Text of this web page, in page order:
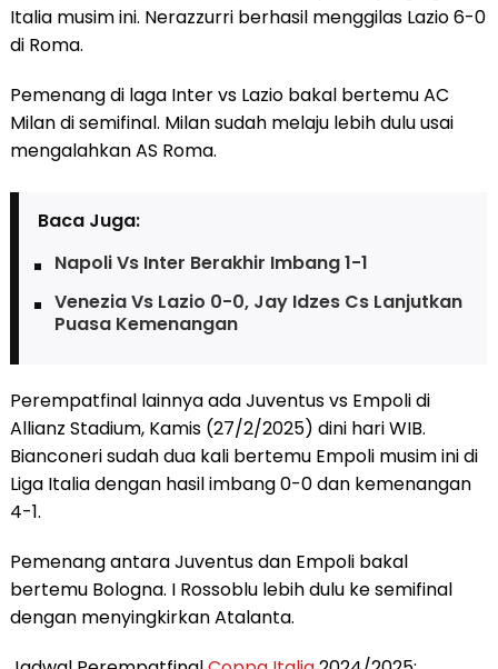
Italia musim ini. Nerazzurri berhasil menggilas Lazio 6-0
di Roma.
Pemenang di laga Inter vs Lazio bakal bertemu AC
Milan di semifinal. Milan sudah melaju lebih dulu usai
mengalahkan AS Roma.
Baca Juga:
Napoli Vs Inter Berakhir Imbang 1-1
Venezia Vs Lazio 0-0, Jay Idzes Cs Lanjutkan
Puasa Kemenangan
Perempatfinal lainnya ada Juventus vs Empoli di
Allianz Stadium, Kamis (27/2/2025) dini hari WIB.
Bianconeri sudah dua kali bertemu Empoli musim ini di
Liga Italia dengan hasil imbang 0-0 dan kemenangan
4-1.
Pemenang antara Juventus dan Empoli bakal
bertemu Bologna. I Rossoblu lebih dulu ke semifinal
dengan menyingkirkan Atalanta.